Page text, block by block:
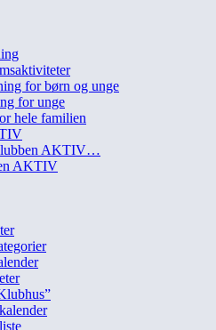
for børn og unge
for unge
hele familien
AKTIV…
AKTIV